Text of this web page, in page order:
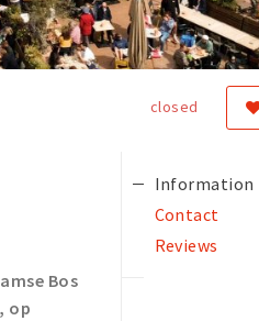
closed
Bos
op
Information
Contact
Reviews